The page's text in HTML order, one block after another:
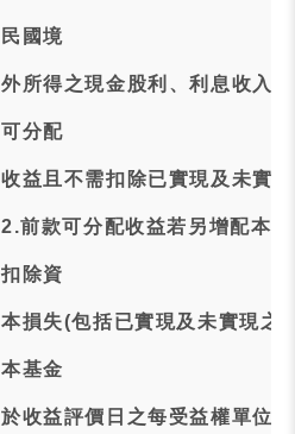
民國境
外所得之現金股利、利息收入
可分配
收益且不需扣除已實現及未實
2.前款可分配收益若另增配本
扣除資
本損失(包括已實現及未實現之
本基金
於收益評價日之每受益權單位